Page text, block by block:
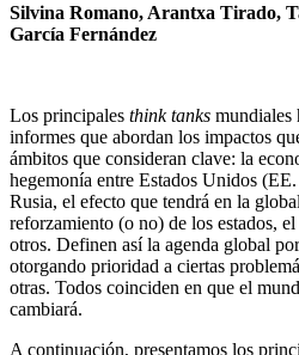
Silvina Romano, Arantxa Tirado,
García Fernández
Los principales think tanks mundiales
informes que abordan los impactos
ámbitos que consideran clave: la
hegemonía entre Estados Unidos
Rusia, el efecto que tendrá en la
reforzamiento (o no) de los estados,
otros. Definen así la agenda global
otorgando prioridad a ciertas
otras. Todos coinciden en que el
cambiará.
A continuación, presentamos los